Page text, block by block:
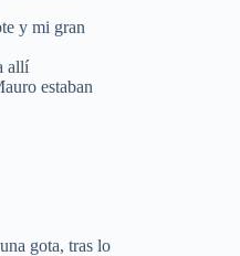
y mi gran
allí
estaban
gota, tras lo